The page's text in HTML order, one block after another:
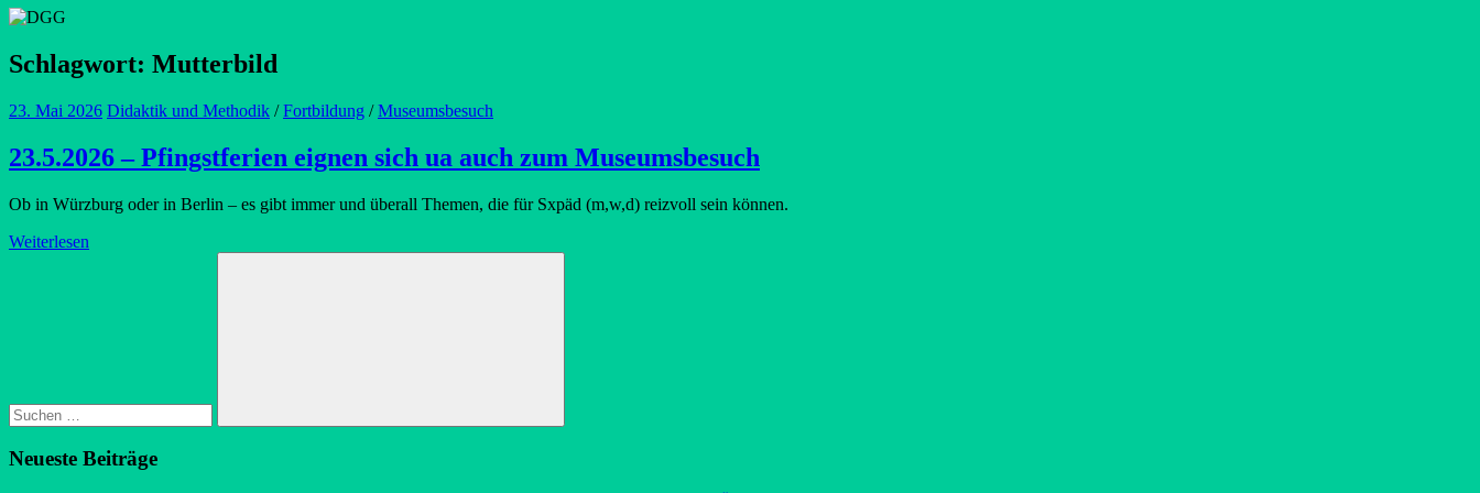
Schlagwort: Mutterbild
23. Mai 2026 Didaktik und Methodik /Fortbildung /Museumsbesuch
23.5.2026 – Pfingstferien eignen sich ua auch zum Museumsbesuch
Ob in Würzburg oder in Berlin – es gibt immer und überall Themen, die für Sxpäd (m,w,d) reizvoll sein können.
Weiterlesen
Suchen
Neueste Beiträge